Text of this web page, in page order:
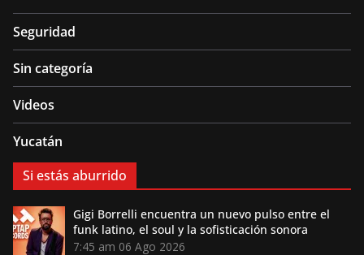
Seguridad
Sin categoría
Videos
Yucatán
Si estás aburrido
Gigi Borrelli encuentra un nuevo pulso entre el
funk latino, el soul y la sofisticación sonora
7:45 am 06 Ago 2026